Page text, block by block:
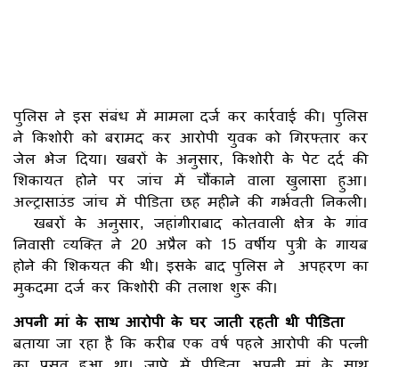
पुलिस ने इस संबंध में मामला दर्ज कर कार्रवाई की। पुलिस
ने किशोरी को बरामद कर आरोपी युवक को गिरफ्तार कर
जेल भेज दिया। खबरों के अनुसार, किशोरी के पेट दर्द की
शिकायत होने पर जांच में चौंकाने वाला खुलासा हुआ।
अल्ट्रासाउंड जांच में पीडि़ता छह महीने की गर्भवती निकली।
खबरों के अनुसार, जहांगीराबाद कोतवाली क्षेत्र के गांव
निवासी व्यक्ति ने 20 अप्रैल को 15 वर्षीय पुत्री के गायब
होने की शिकयत की थी। इसके बाद पुलिस ने अपहरण का
मुकदमा दर्ज कर किशोरी की तलाश शुरू की।
अपनी मां के साथ आरोपी के घर जाती रहती थी पीडि़ता
बताया जा रहा है कि करीब एक वर्ष पहले आरोपी की पत्नी